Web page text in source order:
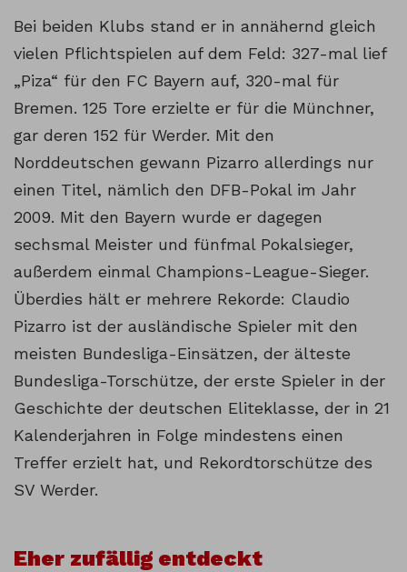
Bei beiden Klubs stand er in annähernd gleich
vielen Pflichtspielen auf dem Feld: 327-mal lief
„Piza“ für den FC Bayern auf, 320-mal für
Bremen. 125 Tore erzielte er für die Münchner,
gar deren 152 für Werder. Mit den
Norddeutschen gewann Pizarro allerdings nur
einen Titel, nämlich den DFB-Pokal im Jahr
2009. Mit den Bayern wurde er dagegen
sechsmal Meister und fünfmal Pokalsieger,
außerdem einmal Champions-League-Sieger.
Überdies hält er mehrere Rekorde: Claudio
Pizarro ist der ausländische Spieler mit den
meisten Bundesliga-Einsätzen, der älteste
Bundesliga-Torschütze, der erste Spieler in der
Geschichte der deutschen Eliteklasse, der in 21
Kalenderjahren in Folge mindestens einen
Treffer erzielt hat, und Rekordtorschütze des
SV Werder.
Eher zufällig entdeckt